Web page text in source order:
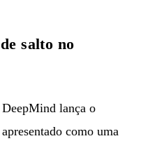
salto no
lança o
como uma